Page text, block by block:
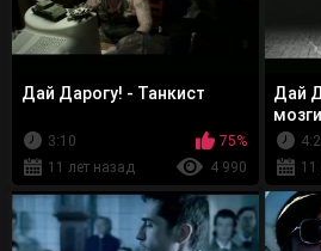
Дай Дарогу! - Танкист
3:10
75%
11 лет назад
4 990
Дай
мозги
11